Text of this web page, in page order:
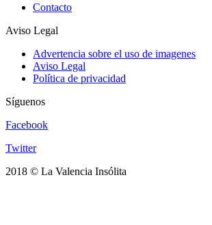
Contacto
Aviso Legal
Advertencia sobre el uso de imagenes
Aviso Legal
Política de privacidad
Síguenos
Facebook
Twitter
2018 © La Valencia Insólita